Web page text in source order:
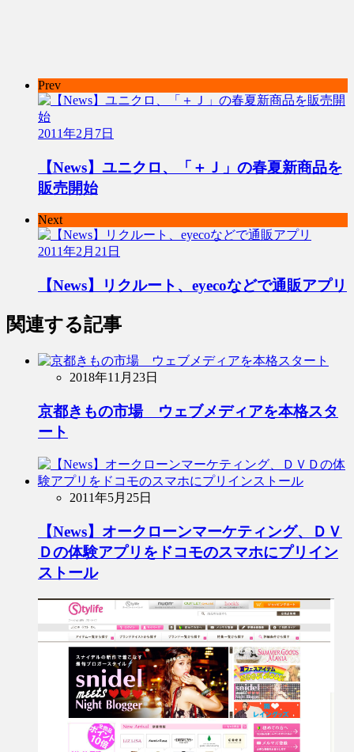
Prev
2011年2月7日
【News】ユニクロ、「＋Ｊ」の春夏新商品を
販売開始
Next
2011年2月21日
【News】リクルート、eyecoなどで通販アプリ
関連する記事
2018年11月23日
京都きもの市場 ウェブメディアを本格スタ
ート
2011年5月25日
【News】オークローンマーケティング、ＤＶ
Ｄの体験アプリをドコモのスマホにプリイン
ストール